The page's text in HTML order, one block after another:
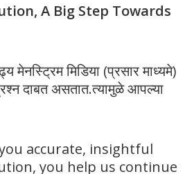
A Big Step Towards
मिडिया (प्रसार माध्यमे)
दाबत असतात.त्यामुळे आपल्या
accurate, insightful
you help us continue